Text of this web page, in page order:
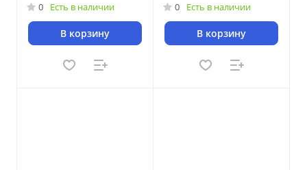
0 Есть в наличии
В корзину
0 Есть в наличии
В корзину